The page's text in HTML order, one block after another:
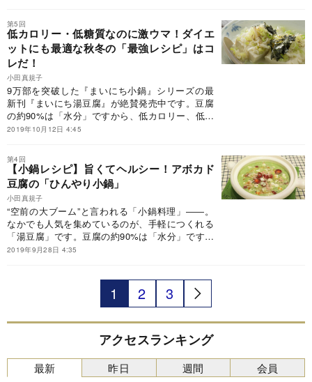
ー料理。ただ、湯豆腐はシンプルなだけに、どう
してもワンパターンになりがち。そこで、人気料
理家である小田真規子先生に、10分でぽっかぽか
になれる絶品レシピの数々を教えていただきまし
た。本連載では、おいしい「湯豆腐」「小鍋」の
作り方と、選りすぐりの逸品をご紹介します。
第5回
低カロリー・低糖質なのに激ウマ！ダイエ
ットにも最適な秋冬の「最強レシピ」はコ
レだ！
小田真規子
9万部を突破した『まいにち小鍋』シリーズの最
新刊『まいにち湯豆腐』が絶賛発売中です。豆腐
の約90%は「水分」ですから、低カロリー、低脂
肪、低糖質なのに、大豆を原料とする栄養価の高
ー料理。ただ、湯豆腐はシンプルなだけに、どう
してもワンパターンになりがち。そこで、人気料
理家である小田真規子先生に、10分でぽっかぽか
になれる絶品レシピの数々を教えていただきまし
た。本連載では、そのなかから選りすぐりの逸品
をご紹介します。
2019年10月12日 4:45
第4回
【小鍋レシピ】旨くてヘルシー！アボカド
豆腐の「ひんやり小鍋」
小田真規子
“空前の大ブーム”と言われる「小鍋料理」――。
なかでも人気を集めているのが、手軽につくれる
「湯豆腐」です。豆腐の約90%は「水分」ですか
ら、低カロリー、低脂肪、低糖質なのに、大豆を
も当然のことでしょう。ただ、湯豆腐はシンプル
なだけに、どうしてもワンパターンになりがち。
そこで、人気料理家である小田真規子先生に、10
分でぽっかぽかになれる絶品レシピの数々を教え
ていただきました。本連載では、そのなかから選
りすぐりの逸品をご紹介します。
2019年9月28日 4:35
1 2 3
アクセスランキング
最新 昨日 週間 会員